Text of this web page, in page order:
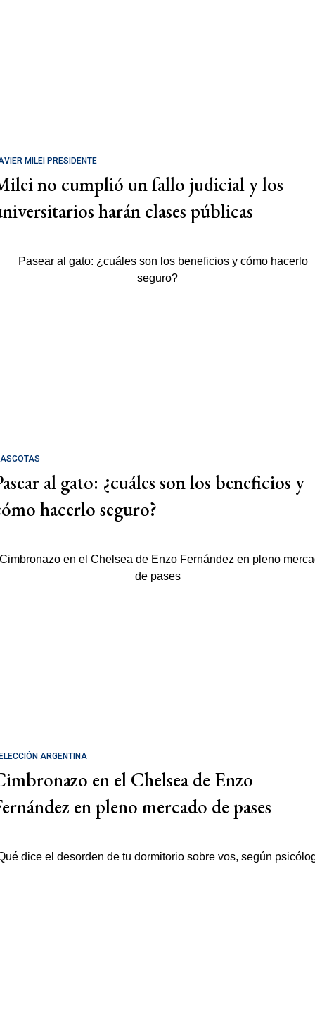
MILEI PRESIDENTE
no cumplió un fallo judicial y los
harán clases públicas
al gato: ¿cuáles son los beneficios y
hacerlo seguro?
ARGENTINA
en el Chelsea de Enzo
en pleno mercado de pases